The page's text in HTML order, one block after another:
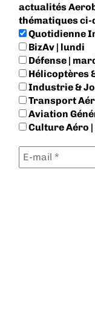
actualités
thématiques ci-
Quotidienne
BizAv | lundi
Défense |
Hélicoptères
Industrie &
Transport
Aviation
Culture Aéro